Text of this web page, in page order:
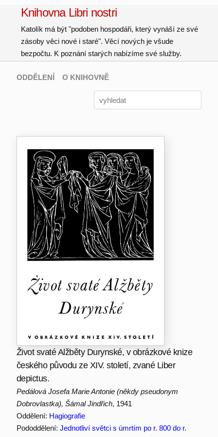
Knihovna Libri nostri
Katolík má být "podoben hospodáři, který vynáší ze své
zásoby věci nové i staré". Věcí nových je všude
bezpočtu. K poznání starých nabízíme své služby.
ODDĚLENÍ O KNIHOVNĚ
Život svaté Alžběty Durynské, v obrázkové knize
českého původu ze XIV. století, zvané Liber
depictus.
Pedálová Josefa Marie Antonie (někdy pseudonym
Dobrovlastka), Šámal Jindřich, 1941
Oddělení: Hagiografie
Pododdělení: Jednotliví světci s úmrtím po r. 800 do r.